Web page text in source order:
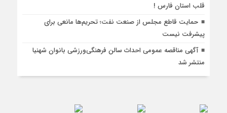
قلب استان فارس !
حمایت قاطع مجلس از صنعت نفت؛ تحریم‌ها مانعی برای
پیشرفت نیست
آگهی مناقصه عمومی احداث سالن فرهنگی‌ورزشی بانوان شهنیا
منتشر شد